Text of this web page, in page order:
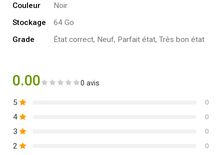
Couleur
Noir
Stockage
64 Go
Grade
État correct, Neuf, Parfait état, Très bon état
0.00 0 avis
5 0
4 0
3 0
2 0